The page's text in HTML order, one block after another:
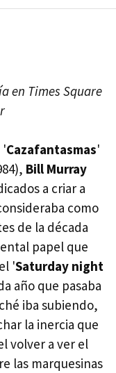
en Times Square
'Cazafantasmas'
Bill Murray
a criar a
como
de la década
papel que
'Saturday night
año que pasaba
iba subiendo,
la inercia que
volver a ver el
las marquesinas